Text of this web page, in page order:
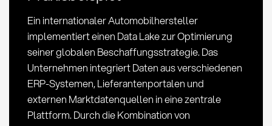
im
Einkauf
Ein internationaler Automobilhersteller
implementiert einen Data Lake zur Optimierung
seiner globalen Beschaffungsstrategie. Das
Unternehmen integriert Daten aus verschiedenen
ERP-Systemen, Lieferantenportalen und
externen Marktdatenquellen in eine zentrale
Plattform. Durch die Kombination von